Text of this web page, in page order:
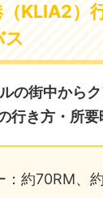
KLIA2）
ス
の街中から
行き方・所
：約70RM、